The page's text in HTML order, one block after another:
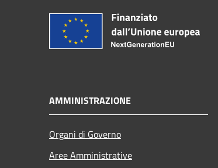
AMMINISTRAZIONE
Organi di Governo
Aree Amministrative